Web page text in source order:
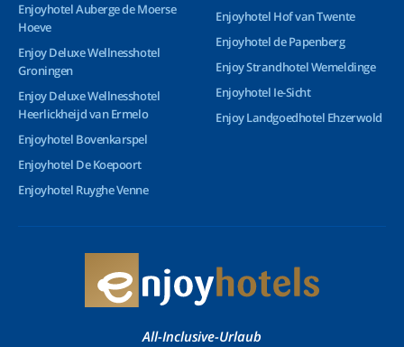
Enjoyhotel Auberge de Moerse
Hoeve
Enjoy Deluxe Wellnesshotel
Groningen
Enjoy Deluxe Wellnesshotel
Heerlickheijd van Ermelo
Enjoyhotel Bovenkarspel
Enjoyhotel De Koepoort
Enjoyhotel Ruyghe Venne
Enjoyhotel Hof van Twente
Enjoyhotel de Papenberg
Enjoy Strandhotel Wemeldinge
Enjoyhotel Ie-Sicht
Enjoy Landgoedhotel Ehzerwold
All-Inclusive-Urlaub